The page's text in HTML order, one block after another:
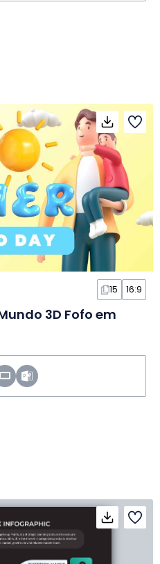
15 16:9
3D Fofo em